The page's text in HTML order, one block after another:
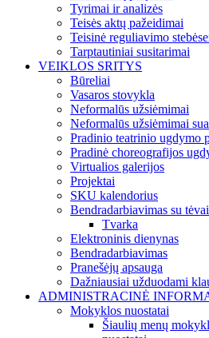
Tyrimai ir analizės
Teisės aktų pažeidimai
Teisinė reguliavimo
Tarptautiniai susitarimai
VEIKLOS SRITYS
Būreliai
Vasaros stovykla
Neformalūs užsiėmimai
Neformalūs užsiėmimai
Pradinio teatrinio ugdymo
Pradinė choreografijos
Virtualios galerijos
Projektai
SKU kalendorius
Bendradarbiavimas su
Tvarka
Elektroninis dienynas
Bendradarbiavimas
Pranešėjų apsauga
Dažniausiai užduodami
ADMINISTRACINĖ
Mokyklos nuostatai
Šiaulių menų